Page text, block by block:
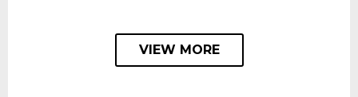
VIEW MORE